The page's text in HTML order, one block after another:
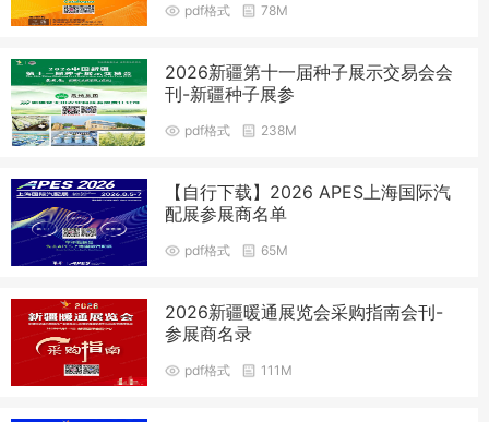
pdf格式 78M
2026新疆第十一届种子展示交易会会
刊-新疆种子展参
pdf格式 238M
【自行下载】2026 APES上海国际汽
配展参展商名单
pdf格式 65M
2026新疆暖通展览会采购指南会刊-
参展商名录
pdf格式 111M